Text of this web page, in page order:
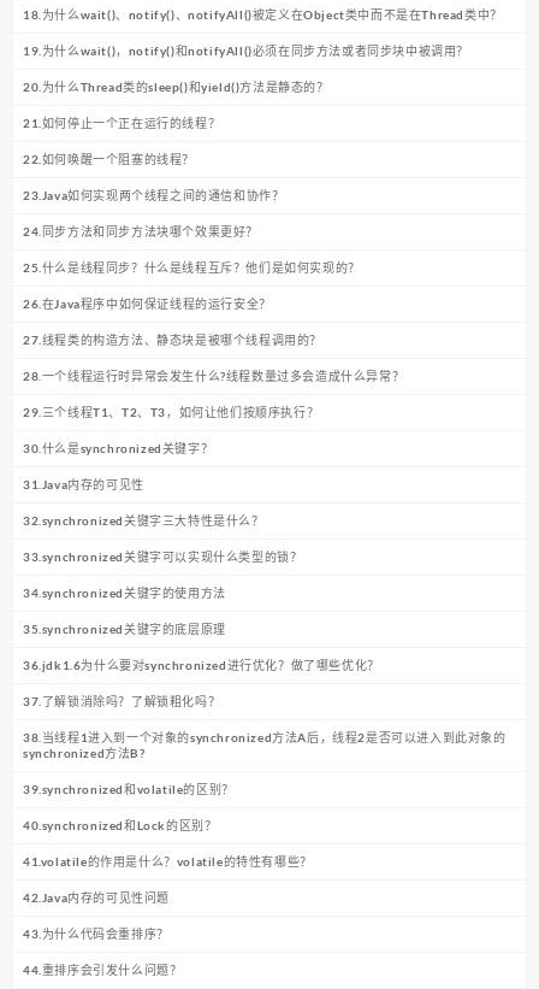
18.为什么wait()、notify()、notifyAll()被定义在Object类中而不是在Thread类中？
19.为什么wait()，notify()和notifyAll()必须在同步方法或者同步块中被调用？
20.为什么Thread类的sleep()和yield()方法是静态的？
21.如何停止一个正在运行的线程？
22.如何唤醒一个阻塞的线程？
23.Java如何实现两个线程之间的通信和协作？
24.同步方法和同步方法块哪个效果更好？
25.什么是线程同步？什么是线程互斥？他们是如何实现的？
26.在Java程序中如何保证线程的运行安全？
27.线程类的构造方法、静态块是被哪个线程调用的？
28.一个线程运行时异常会发生什么?线程数量过多会造成什么异常？
29.三个线程T1、T2、T3，如何让他们按顺序执行？
30.什么是synchronized关键字？
31.Java内存的可见性
32.synchronized关键字三大特性是什么？
33.synchronized关键字可以实现什么类型的锁？
34.synchronized关键字的使用方法
35.synchronized关键字的底层原理
36.jdk1.6为什么要对synchronized进行优化？做了哪些优化？
37.了解锁消除吗？了解锁粗化吗？
38.当线程1进入到一个对象的synchronized方法A后，线程2是否可以进入到此对象的
synchronized方法B?
39.synchronized和volatile的区别？
40.synchronized和Lock的区别？
41.volatile的作用是什么？volatile的特性有哪些？
42.Java内存的可见性问题
43.为什么代码会重排序？
44.重排序会引发什么问题？